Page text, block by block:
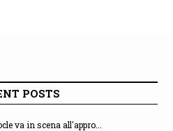
POSTS
va in scena all'appro...